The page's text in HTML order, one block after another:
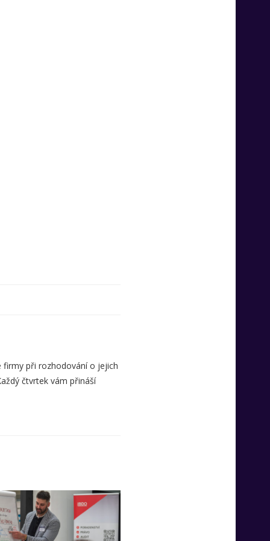
firmy při rozhodování o jejich
čtvrtek vám přináší